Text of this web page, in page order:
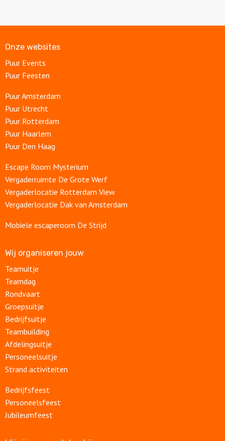
Onze websites
Puur Events
Puur Feesten
Puur Amsterdam
Puur Utrecht
Puur Rotterdam
Puur Haarlem
Puur Den Haag
Escape Room Mysterium
Vergaderruimte De Grote Werf
Vergaderlocatie Rotterdam View
Vergaderlocatie Dak van Amsterdam
Mobiele escaperoom De Strijd
Wij organiseren jouw
Teamuitje
Teamdag
Rondvaart
Groepsuitje
Bedrijfsuitje
Teambuilding
Afdelingsuitje
Personeelsuitje
Strand activiteiten
Bedrijfsfeest
Personeelsfeest
Jubileumfeest